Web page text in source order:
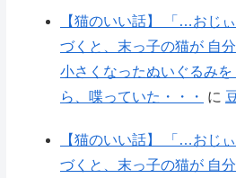
【猫のいい話】 「…おじ
づくと、末っ子の猫が 自
小さくなったぬいぐるみ
ら、喋っていた・・・
に
【猫のいい話】 「…おじ
づくと、末っ子の猫が 自